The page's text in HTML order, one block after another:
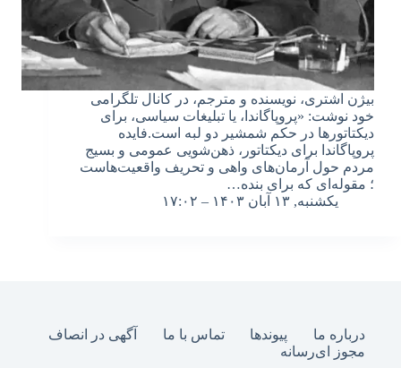
بیژن اشتری، نویسنده و مترجم، در کانال تلگرامی
خود نوشت: «پروپاگاندا، یا تبلیغات سیاسی، برای
دیکتاتورها در حکم‌ شمشیر دو لبه است.فایده
پروپاگاندا برای دیکتاتور، ذهن‌شویی عمومی و بسیج
مردم حول آرمان‌های واهی و تحریف واقعیت‌ها‌ست
؛ مقوله‌ای که برای بنده…
یکشنبه, ۱۳ آبان ۱۴۰۳ – ۱۷:۰۲
درباره ما پیوندها تماس با ما
آگهی در انصاف
مجوز ای‌رسانه